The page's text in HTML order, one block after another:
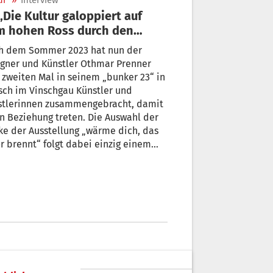
hohen Ross durch den
Raum“
Sommer 2023 hat nun der
und Künstler Othmar Prenner
Mal in seinem „bunker 23“ in
im Vinschgau Künstler und
zusammengebracht, damit
Beziehung treten. Die Auswahl der
dich, das
brennt“ folgt dabei einzig einem